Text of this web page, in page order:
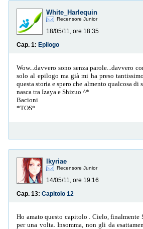
White_Harlequin
Recensore Junior
18/05/11, ore 18:35
Cap. 1: Epilogo
Wow...davvero sono senza parole...davvero
solo al epilogo ma già mi ha preso
questa storia e spero che almento qualcosa di
nasca tra Izaya e Shizuo ^*
Bacioni
*TOS*
lkyriae
Recensore Junior
14/05/11, ore 19:16
Cap. 13: Capitolo 12
Ho amato questo capitolo . Cielo, finalmente
per una volta. Insomma, non gli da